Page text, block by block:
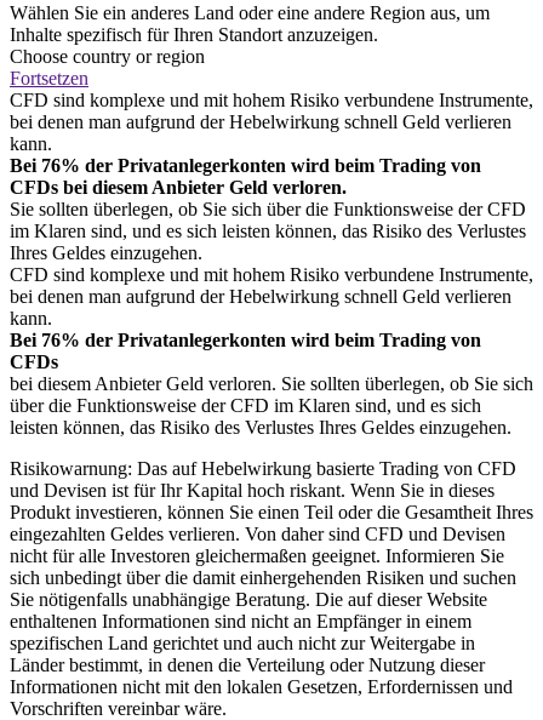
Wählen Sie ein anderes Land oder eine andere Region aus, um
Inhalte spezifisch für Ihren Standort anzuzeigen.
Choose country or region
Fortsetzen
CFD sind komplexe und mit hohem Risiko verbundene Instrumente,
bei denen man aufgrund der Hebelwirkung schnell Geld verlieren
kann.
Bei 76% der Privatanlegerkonten wird beim Trading von
CFDs bei diesem Anbieter Geld verloren.
Sie sollten überlegen, ob Sie sich über die Funktionsweise der CFD
im Klaren sind, und es sich leisten können, das Risiko des Verlustes
Ihres Geldes einzugehen.
CFD sind komplexe und mit hohem Risiko verbundene Instrumente,
bei denen man aufgrund der Hebelwirkung schnell Geld verlieren
kann.
Bei 76% der Privatanlegerkonten wird beim Trading von
CFDs
bei diesem Anbieter Geld verloren. Sie sollten überlegen, ob Sie sich
über die Funktionsweise der CFD im Klaren sind, und es sich
leisten können, das Risiko des Verlustes Ihres Geldes einzugehen.
Risikowarnung: Das auf Hebelwirkung basierte Trading von CFD
und Devisen ist für Ihr Kapital hoch riskant. Wenn Sie in dieses
Produkt investieren, können Sie einen Teil oder die Gesamtheit Ihres
eingezahlten Geldes verlieren. Von daher sind CFD und Devisen
nicht für alle Investoren gleichermaßen geeignet. Informieren Sie
sich unbedingt über die damit einhergehenden Risiken und suchen
Sie nötigenfalls unabhängige Beratung. Die auf dieser Website
enthaltenen Informationen sind nicht an Empfänger in einem
spezifischen Land gerichtet und auch nicht zur Weitergabe in
Länder bestimmt, in denen die Verteilung oder Nutzung dieser
Informationen nicht mit den lokalen Gesetzen, Erfordernissen und
Vorschriften vereinbar wäre.